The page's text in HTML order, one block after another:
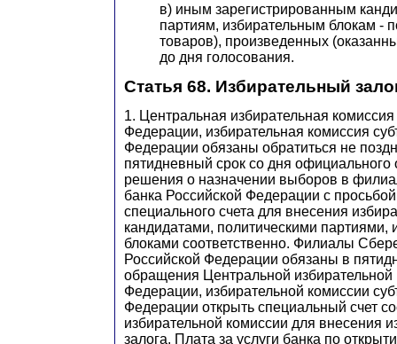
в) иным зарегистрированным
партиям, избирательным блокам -
товаров), произведенных
до дня голосования.
Статья 68. Избирательный
1. Центральная избирательная
Федерации, избирательная комиссия
Федерации обязаны обратиться не
пятидневный срок со дня официального
решения о назначении выборов в
банка Российской Федерации с
специального счета для внесения
кандидатами, политическими партиями,
блоками соответственно. Филиалы
Российской Федерации обязаны в
обращения Центральной избирательной
Федерации, избирательной комиссии
Федерации открыть специальный счет
избирательной комиссии для внесения
залога. Плата за услуги банка по